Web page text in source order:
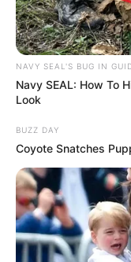
NAVY SEAL'S BUG IN
Navy SEAL: How To
Look
BUZZ DAY
Coyote Snatches